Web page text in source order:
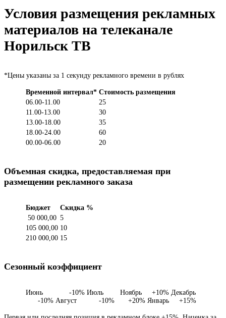
Условия размещения рекламных
материалов на телеканале
Норильск ТВ
*Цены указаны за 1 секунду рекламного времени в рублях
Временной интервал* Стоимость размещения
06.00-11.00
25
11.00-13.00
30
13.00-18.00
35
18.00-24.00
60
00.00-06.00
20
Объемная скидка, предоставляемая при
размещении рекламного заказа
Бюджет
Скидка %
50 000,00 5
105 000,00 10
210 000,00 15
Сезонный коэффициент
Июнь -10% Июль
-10% Август -10%
Ноябрь +10% Декабрь
+20% Январь +15%